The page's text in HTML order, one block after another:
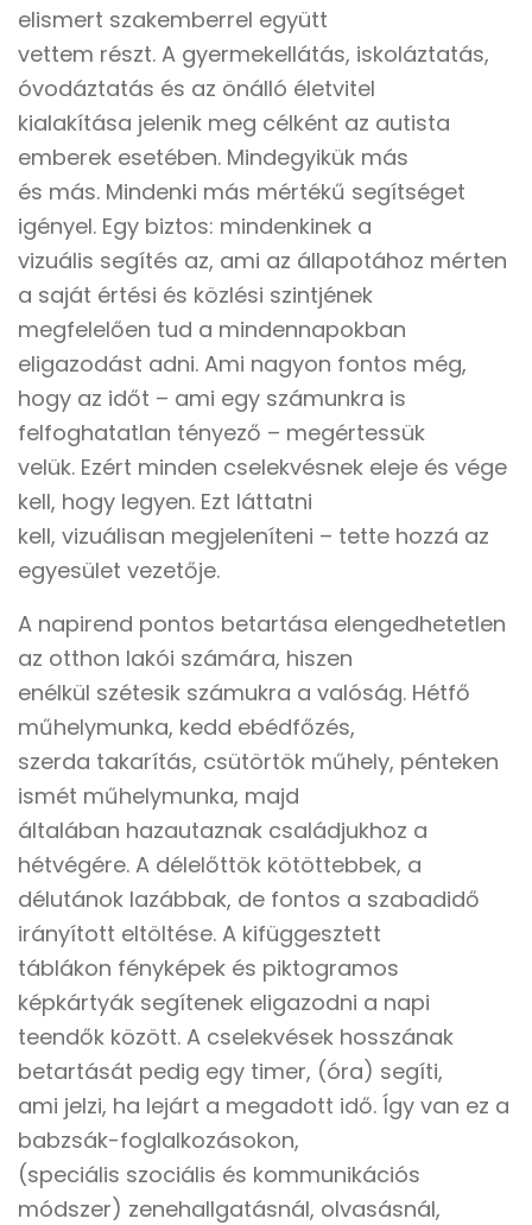
elismert szakemberrel együtt
vettem részt. A gyermekellátás, iskoláztatás,
óvodáztatás és az önálló életvitel
kialakítása jelenik meg célként az autista
emberek esetében. Mindegyikük más
és más. Mindenki más mértékű segítséget
igényel. Egy biztos: mindenkinek a
vizuális segítés az, ami az állapotához mérten
a saját értési és közlési szintjének
megfelelően tud a mindennapokban
eligazodást adni. Ami nagyon fontos még,
hogy az időt – ami egy számunkra is
felfoghatatlan tényező – megértessük
velük. Ezért minden cselekvésnek eleje és vége
kell, hogy legyen. Ezt láttatni
kell, vizuálisan megjeleníteni – tette hozzá az
egyesület vezetője.
A napirend pontos betartása elengedhetetlen
az otthon lakói számára, hiszen
enélkül szétesik számukra a valóság. Hétfő
műhelymunka, kedd ebédfőzés,
szerda takarítás, csütörtök műhely, pénteken
ismét műhelymunka, majd
általában hazautaznak családjukhoz a
hétvégére. A délelőttök kötöttebbek, a
délutánok lazábbak, de fontos a szabadidő
irányított eltöltése. A kifüggesztett
táblákon fényképek és piktogramos
képkártyák segítenek eligazodni a napi
teendők között. A cselekvések hosszának
betartását pedig egy timer, (óra) segíti,
ami jelzi, ha lejárt a megadott idő. Így van ez a
babzsák-foglalkozásokon,
(speciális szociális és kommunikációs
módszer) zenehallgatásnál, olvasásnál,